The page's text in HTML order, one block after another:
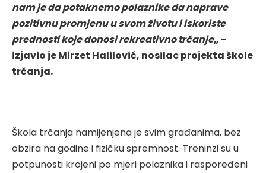
nam je da potaknemo polaznike da naprave
pozitivnu promjenu u svom životu i iskoriste
prednosti koje donosi rekreativno trčanje„ –
izjavio je Mirzet Halilović, nosilac projekta škole
trčanja.
Škola trčanja namijenjena je svim građanima, bez
obzira na godine i fizičku spremnost. Treninzi su u
potpunosti krojeni po mjeri polaznika i raspoređeni